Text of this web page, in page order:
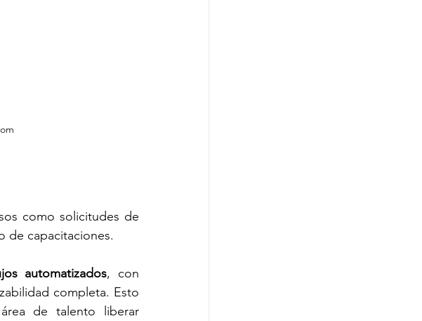
como solicitudes de
de capacitaciones.
automatizados, con
completa. Esto
de talento liberar